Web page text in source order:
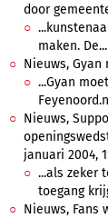
door
maken. De...
Nieuws,
...Gyan
Nieuws,
januari 2004,
...als zeker
toegang
Nieuws, Fans